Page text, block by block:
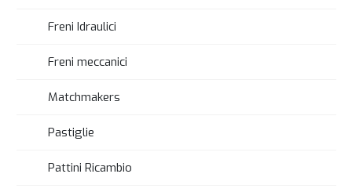
Freni Idraulici
Freni meccanici
Matchmakers
Pastiglie
Pattini Ricambio